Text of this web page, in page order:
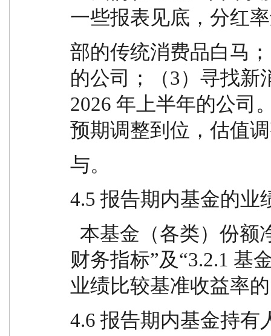
一些报表见底，分红
部的传统消费品白马
的公司；（3）寻找新
2026 年上半年的公司
预期调整到位，估值
与。
4.5 报告期内基金的业
财务指标”及“3.2.1 基
业绩比较基准收益率
4.6 报告期内基金持有